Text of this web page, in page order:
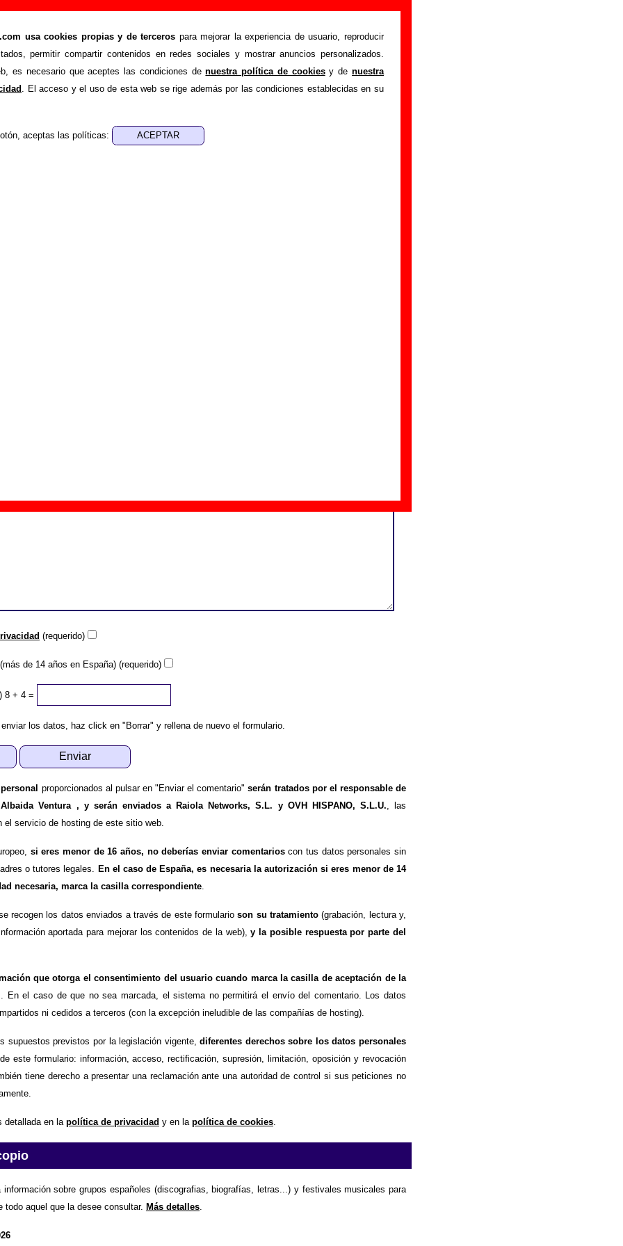
usa cookies propias y de terceros para mejorar la experiencia de usuario, reproducir
permitir compartir contenidos en redes sociales y mostrar anuncios personalizados.
es necesario que aceptes las condiciones denuestra política de cookiesy denuestra
. El acceso y el uso de esta web se rige además por las condiciones establecidas en su
aceptas las políticas:
- Añadir o corregir información
> Añadir
adicional, puedes enviar nueva información o corregir la existente mediante el
o escribiendo un e-mail a guialven@musicoscopio.com.Gracias por tu
(requerido)
de 14 años en España) (requerido)
8 + 4 =
los datos, haz click en "Borrar" y rellena de nuevo el formulario.
proporcionados al pulsar en "Enviar el comentario"serán tratados por el responsable de
Ventura , y serán enviados a Raiola Networks, S.L. y OVH HISPANO, S.L.U. , las
el servicio de hosting de este sitio web.
si eres menor de 16 años, no deberías enviar comentarioscon tus datos personales sin
o tutores legales.
En el caso de España, es necesaria la autorización si eres menor de 14
necesaria, marca la casilla correspondiente
recogen los datos enviados a través de este formularioson su tratamiento(grabación, lectura y,
aportada para mejorar los contenidos de la web),y la posible respuesta por parte del
que otorga el consentimiento del usuario cuando marca la casilla de aceptación de la
. En el caso de que no sea marcada, el sistema no permitirá el envío del comentario. Los datos
ni cedidos a terceros (con la excepción ineludible de las compañías de hosting).
supuestos previstos por la legislación vigente,diferentes derechos sobre los datos personales
este formulario: información, acceso, rectificación, supresión, limitación, oposición y revocación
tiene derecho a presentar una reclamación ante una autoridad de control si sus peticiones no
detallada en la política de privacidad y en la política de cookies
información sobre grupos españoles (discografias, biografías, letras...) y festivales musicales para
todo aquel que la desee consultar. Más detalles.